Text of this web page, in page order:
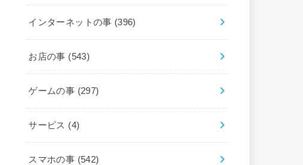
インターネットの事 (396)
お店の事 (543)
ゲームの事 (297)
サービス (4)
スマホの事 (542)